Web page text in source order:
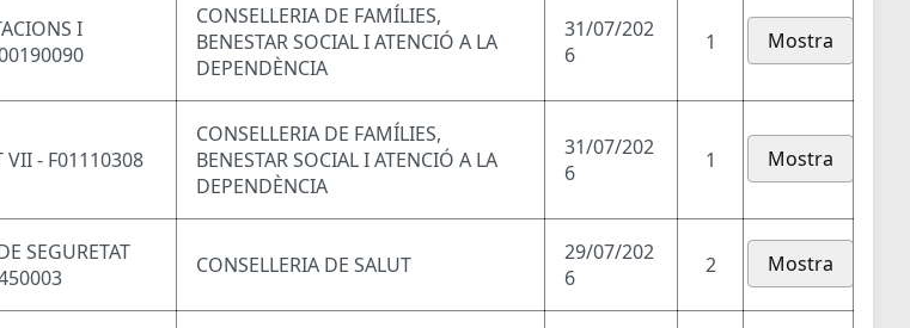
I
CONSELLERIA DE FAMÍLIES,
BENESTAR SOCIAL I ATENCIÓ A LA
DEPENDÈNCIA
31/07/202
6
1 Mostra
VII - F01110308
CONSELLERIA DE FAMÍLIES,
BENESTAR SOCIAL I ATENCIÓ A LA
DEPENDÈNCIA
31/07/202
6
1 Mostra
SEGURETAT
CONSELLERIA DE SALUT
29/07/202
6
2 Mostra